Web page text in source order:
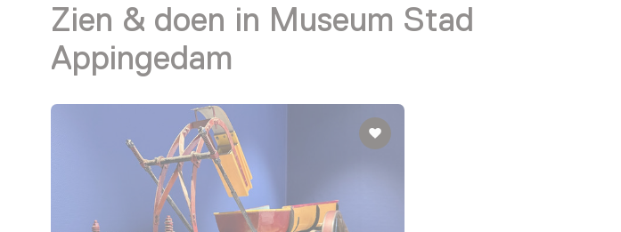
Zien & doen in Museum Stad
Appingedam